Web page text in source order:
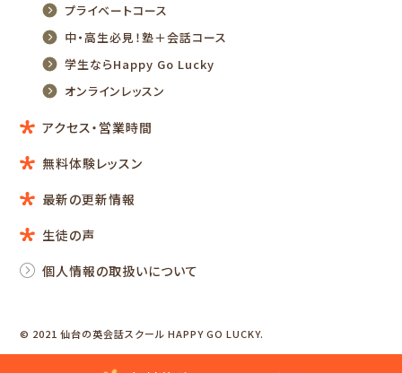
プライベートコース
中・高生必見！塾＋会話コース
学生ならHappy Go Lucky
オンラインレッスン
アクセス・営業時間
無料体験レッスン
最新の更新情報
生徒の声
個人情報の取扱いについて
© 2021 仙台の英会話スクール HAPPY GO LUCKY.